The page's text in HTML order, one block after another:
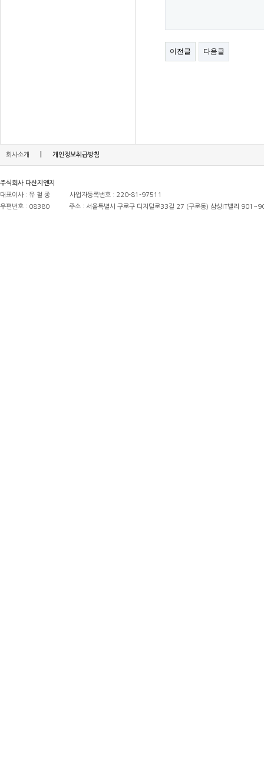
이전글 다음글
회사소개 개인정보취급방침
주식회사 다산지앤지
대표이사 : 유 철 종
사업자등록번호 : 220-81-97511
우편번호 : 08380
주소 : 서울특별시 구로구 디지털로33길 27 (구로동) 삼성IT밸리